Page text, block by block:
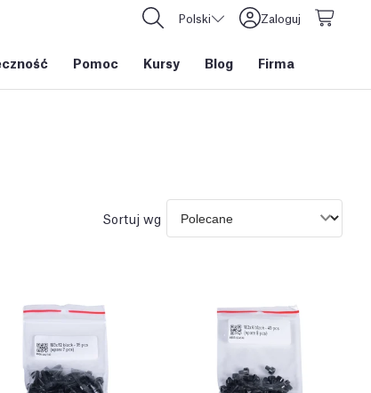
Polski Zaloguj
Pomoc Kursy Blog Firma
Sortuj wg